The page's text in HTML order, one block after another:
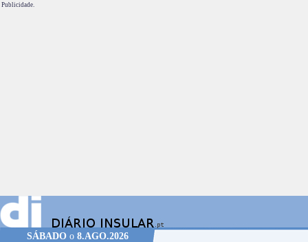
Publicidade.
SÁBADOo 8.AGO.2026